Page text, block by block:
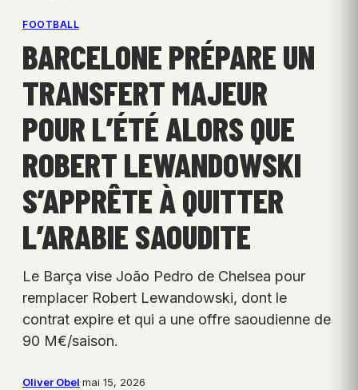
FOOTBALL
BARCELONE PRÉPARE UN
TRANSFERT MAJEUR
POUR L’ÉTÉ ALORS QUE
ROBERT LEWANDOWSKI
S’APPRÊTE À QUITTER
L’ARABIE SAOUDITE
Le Barça vise João Pedro de Chelsea pour
remplacer Robert Lewandowski, dont le
contrat expire et qui a une offre saoudienne de
90 M€/saison.
Oliver Obel·mai 15, 2026